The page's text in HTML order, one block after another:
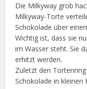
Die Milkyway grob
Milkyway-Torte
Schokolade über
Wichtig ist, dass sie
im Wasser steht. Sie
erhitzt werden.
Zuletzt den
Schokolade in kleinen